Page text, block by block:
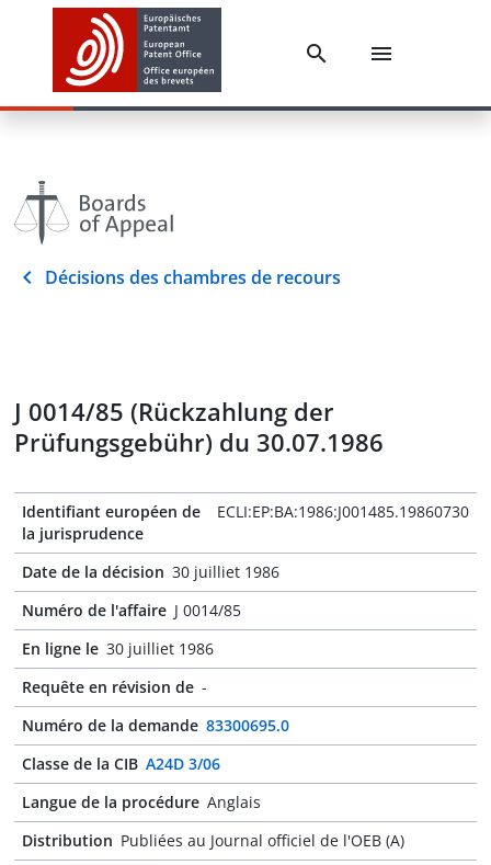
Décisions des chambres de recours
J 0014/85 (Rückzahlung der
Prüfungsgebühr) du 30.07.1986
Identifiant européen de
la jurisprudence
ECLI:EP:BA:1986:J001485.19860730
Date de la décision 30 juilliet 1986
Numéro de l'affaire J 0014/85
En ligne le 30 juilliet 1986
Requête en révision de -
Numéro de la demande 83300695.0
Classe de la CIB A24D 3/06
Langue de la procédure Anglais
Distribution Publiées au Journal officiel de l'OEB (A)